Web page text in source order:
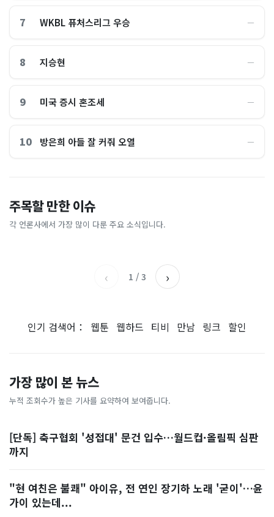
7 WKBL 퓨처스리그 우승 ―
8 지승현 ―
9 미국 증시 혼조세 ―
10 방은희 아들 잘 커줘 오열 ―
주목할 만한 이슈
각 언론사에서 가장 많이 다룬 주요 소식입니다.
역대 육해공 참모총장 46명
“사관학교 통합, 진단과 처방
어긋나”
동아일보
간다” 근거는?
전자신문
불 없이 버터가 '사르르'...검
은 옷은 10℃ 이상 '후끈'
도 아무도 안 산다…코스피 따
‹ 1 / 3 ›
인기 검색어： 웹툰 웹하드 티비 만남 링크 할인
가장 많이 본 뉴스
누적 조회수가 높은 기사를 요약하여 보여줍니다.
[단독] 축구협회 '성접대' 문건 입수…월드컵·올림픽 심판
까지
"현 여친은 불쾌" 아이유, 전 연인 장기하 노래 '굳이'…윤
가이 있는데...